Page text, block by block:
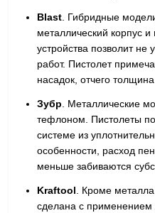
Blast. Гибридные
металлический корпус
устройства позволит
работ. Пистолет
насадок, отчего
Зубр. Металлические
тефлоном. Пистолеты
системе из
особенности, расход
меньше забиваются
Kraftool. Кроме металла
сделана с применением